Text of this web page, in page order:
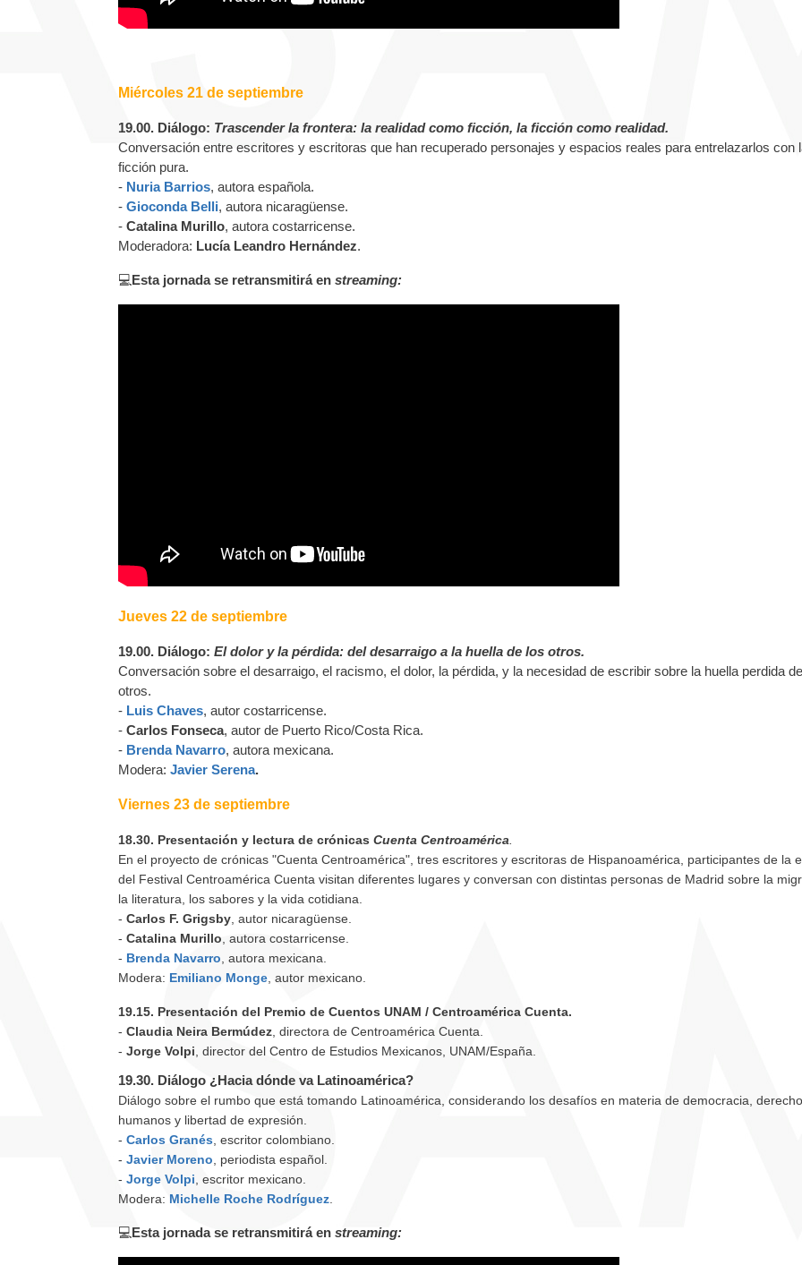
Miércoles 21 de septiembre
19.00. Diálogo: Trascender la frontera: la realidad como ficción, la ficción como realidad.
Conversación entre escritores y escritoras que han recuperado personajes y espacios reales para entrelazarlos con
ficción pura.
- Nuria Barrios, autora española.
- Gioconda Belli, autora nicaragüense.
- Catalina Murillo, autora costarricense.
Moderadora: Lucía Leandro Hernández.
💻Esta jornada se retransmitirá en streaming:
Jueves 22 de septiembre
19.00. Diálogo: El dolor y la pérdida: del desarraigo a la huella de los otros.
Conversación sobre el desarraigo, el racismo, el dolor, la pérdida, y la necesidad de escribir sobre la huella perdida
otros.
- Luis Chaves, autor costarricense.
- Carlos Fonseca, autor de Puerto Rico/Costa Rica.
- Brenda Navarro, autora mexicana.
Modera: Javier Serena.
Viernes 23 de septiembre
18.30. Presentación y lectura de crónicas Cuenta Centroamérica.
En el proyecto de crónicas "Cuenta Centroamérica", tres escritores y escritoras de Hispanoamérica, participantes de la
del Festival Centroamérica Cuenta visitan diferentes lugares y conversan con distintas personas de Madrid sobre la
la literatura, los sabores y la vida cotidiana.
- Carlos F. Grigsby, autor nicaragüense.
- Catalina Murillo, autora costarricense.
- Brenda Navarro, autora mexicana.
Modera: Emiliano Monge, autor mexicano.
19.15. Presentación del Premio de Cuentos UNAM / Centroamérica Cuenta.
- Claudia Neira Bermúdez, directora de Centroamérica Cuenta.
- Jorge Volpi, director del Centro de Estudios Mexicanos, UNAM/España.
19.30. Diálogo ¿Hacia dónde va Latinoamérica?
Diálogo sobre el rumbo que está tomando Latinoamérica, considerando los desafíos en materia de democracia,
humanos y libertad de expresión.
- Carlos Granés, escritor colombiano.
- Javier Moreno, periodista español.
- Jorge Volpi, escritor mexicano.
Modera: Michelle Roche Rodríguez.
💻Esta jornada se retransmitirá en streaming: